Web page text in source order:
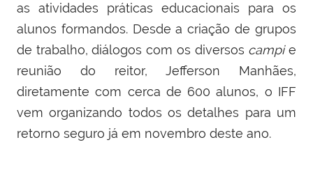
as atividades práticas educacionais para os
alunos formandos. Desde a criação de grupos
de trabalho, diálogos com os diversos campie
reunião do reitor, Jefferson Manhães,
diretamente com cerca de 600 alunos, o IFF
vem organizando todos os detalhes para um
retorno seguro já em novembro deste ano.